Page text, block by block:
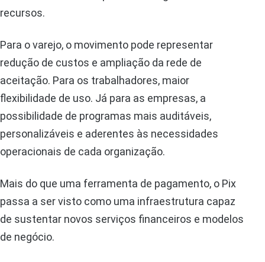
recursos.
Para o varejo, o movimento pode representar
redução de custos e ampliação da rede de
aceitação. Para os trabalhadores, maior
flexibilidade de uso. Já para as empresas, a
possibilidade de programas mais auditáveis,
personalizáveis e aderentes às necessidades
operacionais de cada organização.
Mais do que uma ferramenta de pagamento, o Pix
passa a ser visto como uma infraestrutura capaz
de sustentar novos serviços financeiros e modelos
de negócio.